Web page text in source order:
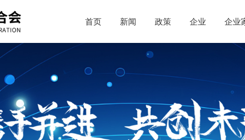
首页 新闻 政策 企业 企业